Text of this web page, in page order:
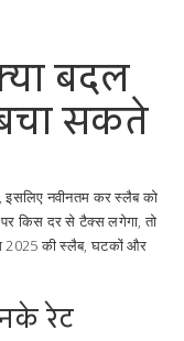
बदल
सकते
नवीनतम कर स्लैब को
किस दर से टैक्स लगेगा, तो
2025 की स्लैब, घटकों और
रेट